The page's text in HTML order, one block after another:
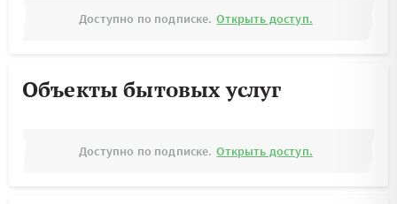
Доступно по подписке. Открыть доступ.
Объекты бытовых услуг
Доступно по подписке. Открыть доступ.